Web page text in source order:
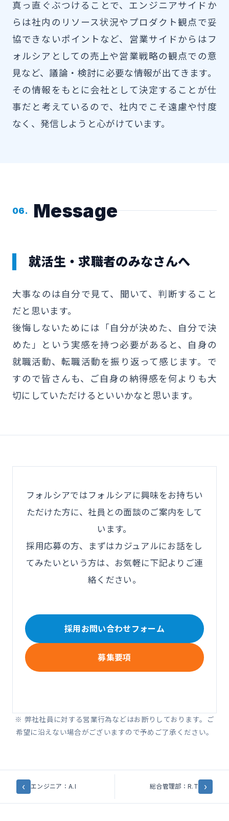
真っ直ぐぶつけることで、エンジニアサイドか
らは社内のリソース状況やプロダクト観点で妥
協できないポイントなど、営業サイドからはフ
ォルシアとしての売上や営業戦略の観点での意
見など、議論・検討に必要な情報が出てきます。
その情報をもとに会社として決定することが仕
事だと考えているので、社内でこそ遠慮や忖度
なく、発信しようと心がけています。
06. Message
就活生・求職者のみなさんへ
大事なのは自分で見て、聞いて、判断すること
だと思います。
後悔しないためには「自分が決めた、自分で決
めた」という実感を持つ必要があると、自身の
就職活動、転職活動を振り返って感じます。で
すので皆さんも、ご自身の納得感を何よりも大
切にしていただけるといいかなと思います。
フォルシアではフォルシアに興味をお持ちい
ただけた方に、社員との面談のご案内をして
います。
採用応募の方、まずはカジュアルにお話をし
てみたいという方は、お気軽に下記よりご連
絡ください。
採用お問い合わせフォーム
募集要項
※ 弊社社員に対する営業行為などはお断りしております。ご
希望に沿えない場合がございますので予めご了承ください。
‹ エンジニア：A.I 総合管理部：R.T ›